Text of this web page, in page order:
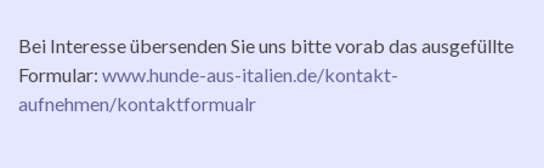
Bei Interesse übersenden Sie uns bitte vorab das ausgefüllte
Formular: www.hunde-aus-italien.de/kontakt-
aufnehmen/kontaktformualr